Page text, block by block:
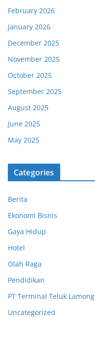
February 2026
January 2026
December 2025
November 2025
October 2025
September 2025
August 2025
June 2025
May 2025
Categories
Berita
Ekonomi Bisnis
Gaya Hidup
Hotel
Olah Raga
Pendidikan
PT Terminal Teluk Lamong
Uncategorized